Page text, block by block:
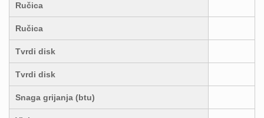
Ručica
Ručica
Tvrdi disk
Tvrdi disk
Snaga grijanja (btu)